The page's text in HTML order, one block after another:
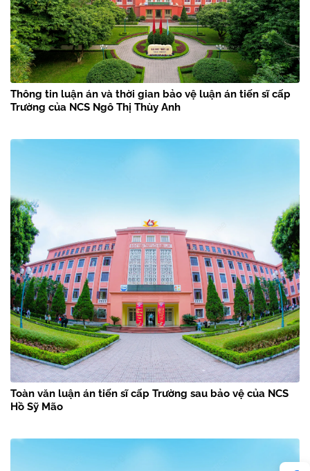
Thông tin luận án và thời gian bảo vệ luận án tiến sĩ cấp
Trường của NCS Ngô Thị Thùy Anh
Toàn văn luận án tiến sĩ cấp Trường sau bảo vệ của NCS
Hồ Sỹ Mão